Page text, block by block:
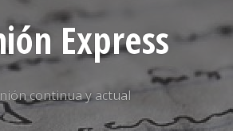
Express
continua y actual